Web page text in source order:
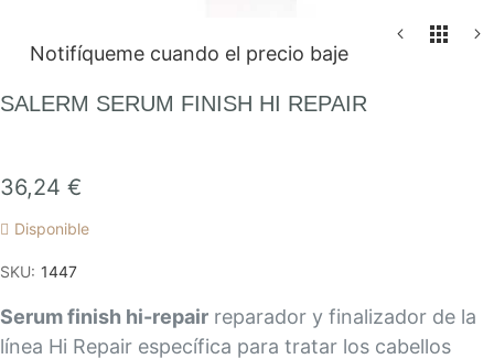
comienzo
galería
imágenes
Notifíqueme cuando el precio baje
SALERM SERUM FINISH HI REPAIR
36,24 €
Disponible
SKU 1447
Serum finish hi-repair reparador y finalizador de la
línea Hi Repair específica para tratar los cabellos